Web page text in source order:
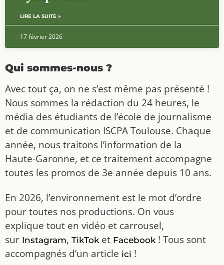
LIRE LA SUITE »
17 février 2026
Qui sommes-nous ?
Avec tout ça, on ne s’est même pas présenté !
Nous sommes la rédaction du 24 heures, le
média des étudiants de l’école de journalisme
et de communication ISCPA Toulouse. Chaque
année, nous traitons l’information de la
Haute-Garonne, et ce traitement accompagne
toutes les promos de 3e année depuis 10 ans.
En 2026, l’environnement est le mot d’ordre
pour toutes nos productions. On vous
explique tout en vidéo et carrousel,
sur Instagram, TikToket Facebook! Tous sont
accompagnés d’un article ici !